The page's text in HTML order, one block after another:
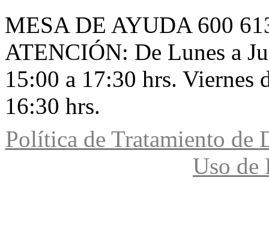
MESA DE AYUDA600
ATENCIÓN: De Lunes a
15:00 a 17:30 hrs. Viernes
16:30 hrs.
Política de Tratamiento de
Uso de